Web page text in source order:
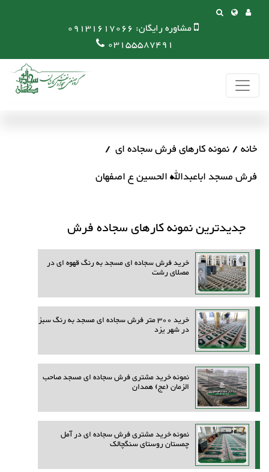
مشاوره رایگان: 09131617066
03155587491
خانه نمونه کارهای فرش سجاده ای
فرش مسجد اباعبدالله الحسین ع اصفهان
جدیدترین نمونه کارهای سجاده فرش
خرید فرش سجاده ای مسجد به رنگ قهوه ای در
مصلای رشت
خرید 300 متر فرش سجاده ای مسجد به رنگ سبز
در شهر یزد
نمونه خرید مشتری فرش سجاده ای مسجد صاحب
الزمان (عج) همدان
نمونه خرید مشتری فرش سجاده ای در آمل
چمستان روستای سنگچالک